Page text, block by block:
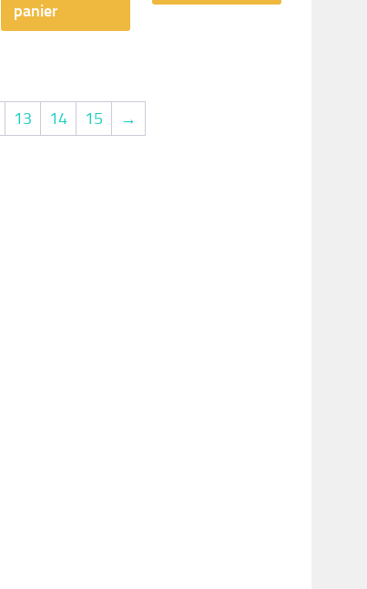
panier
13 14 15 →